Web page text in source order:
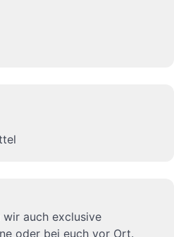
auch exclusive
oder bei euch vor Ort.